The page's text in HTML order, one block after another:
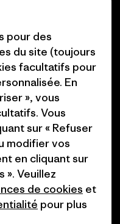
et media
program
d’affiliation
Belgique Plan du
pour des
du site (toujours
facultatifs pour
En
», vous
Vous
sur « Refuser
modifier vos
en cliquant sur
». Veuillez
de cookies et
pour plus